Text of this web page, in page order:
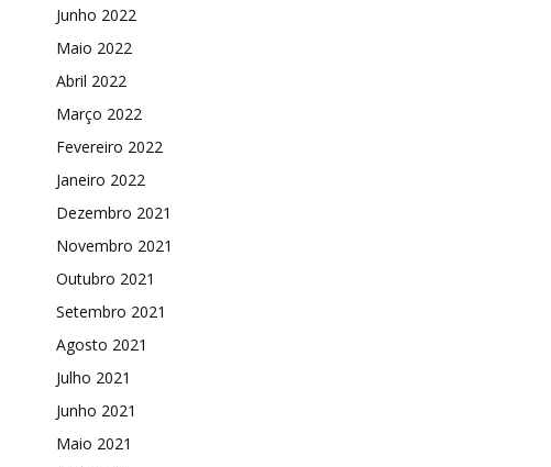
Junho 2022
Maio 2022
Abril 2022
Março 2022
Fevereiro 2022
Janeiro 2022
Dezembro 2021
Novembro 2021
Outubro 2021
Setembro 2021
Agosto 2021
Julho 2021
Junho 2021
Maio 2021